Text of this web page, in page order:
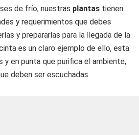
de frío, nuestras plantas tienen
y requerimientos que debes
y prepararlas para la llegada de la
es un claro ejemplo de ello, esta
y en punta que purifica el ambiente,
deben ser escuchadas.